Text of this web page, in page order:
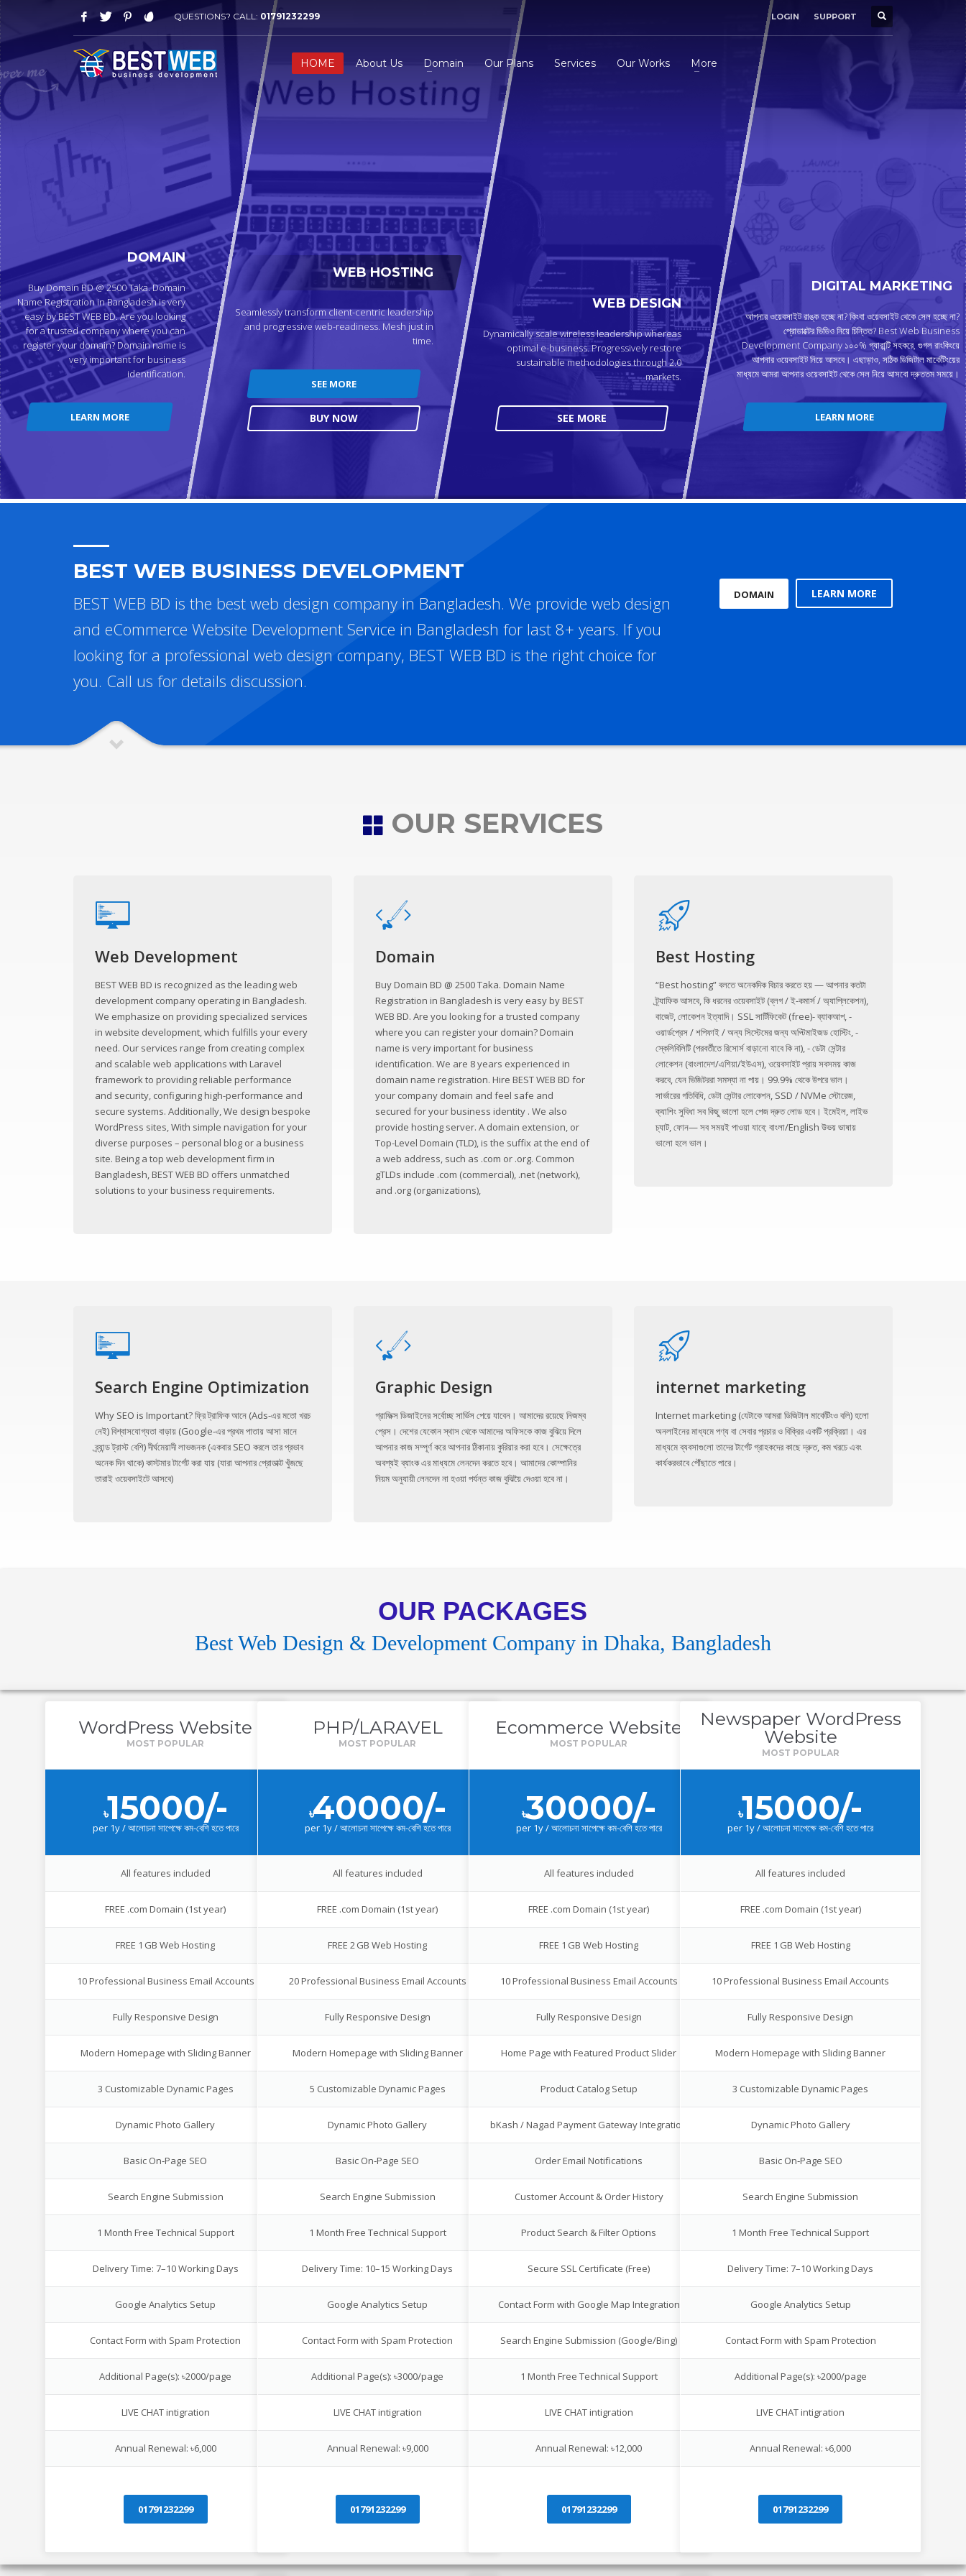
WORKING HOURS
Saturday-Thursday 09 AM - 08 PM
Friday: 03 PM - 07 PM
HOW TO SHOP
3
If you still have problems, please let us know, by sending an email to support@website.com . Thank you!
SHOWROOM HOURS
Mon-Fri 9:00AM - 6:00AM
Sat - 9:00AM-5:00PM
Sundays by appointment only!
QUESTIONS? CALL: 01791232299 LOGIN SUPPORT
HOME About Us Domain Our Plans Services Our Works More
DOMAIN
Buy Domain BD @ 2500 Taka. Domain
Name Registration in Bangladesh is very
easy by BEST WEB BD. Are you looking
for a trusted company where you can
register your domain? Domain name is
very important for business
identification.
LEARN MORE
WEB HOSTING
Seamlessly transform client-centric leadership
and progressive web-readiness. Mesh just in
time.
SEE MORE
BUY NOW
WEB DESIGN
Dynamically scale wireless leadership whereas
optimal e-business. Progressively restore
sustainable methodologies through 2.0
markets.
SEE MORE
DIGITAL MARKETING
আপনার ওয়েবসাইট রাঙ্ক হচ্ছে না? কিংবা ওয়েবসাইট থেকে সেল হচ্ছে না?
প্রোডাক্টের ভিডিও নিয়ে চিন্তিত? Best Web Business
Development Company ১০০% গ্যারান্টি সহকরে, গুগল রাংকিংয়ে
আপনার ওয়েবসাইট নিয়ে আসবে। এছাড়াও, সঠিক ডিজিটাল মার্কেটিংয়ের
মাধ্যমে আমরা আপনার ওয়েবসাইট থেকে সেল নিয়ে আসবো দ্রুততম সময়ে।
LEARN MORE
BEST WEB BUSINESS DEVELOPMENT
BEST WEB BD is the best web design company in Bangladesh. We provide web design
and eCommerce Website Development Service in Bangladesh for last 8+ years. If you
looking for a professional web design company, BEST WEB BD is the right choice for
you. Call us for details discussion.
DOMAIN LEARN MORE
OUR SERVICES
Web Development
BEST WEB BD is recognized as the leading web
development company operating in Bangladesh.
We emphasize on providing specialized services
in website development, which fulfills your every
need. Our services range from creating complex
and scalable web applications with Laravel
framework to providing reliable performance
and security, configuring high-performance and
secure systems. Additionally, We design bespoke
WordPress sites, With simple navigation for your
diverse purposes – personal blog or a business
site. Being a top web development firm in
Bangladesh, BEST WEB BD offers unmatched
solutions to your business requirements.
Domain
Buy Domain BD @ 2500 Taka. Domain Name
Registration in Bangladesh is very easy by BEST
WEB BD. Are you looking for a trusted company
where you can register your domain? Domain
name is very important for business
identification. We are 8 years experienced in
domain name registration. Hire BEST WEB BD for
your company domain and feel safe and
secured for your business identity . We also
provide hosting server. A domain extension, or
Top-Level Domain (TLD), is the suffix at the end of
a web address, such as .com or .org. Common
gTLDs include .com (commercial), .net (network),
and .org (organizations),
Best Hosting
“Best hosting” বলতে অনেকদিক বিচার করতে হয় — আপনার কতটা
ট্র্যাফিক আসবে, কি ধরনের ওয়েবসাইট (ব্লগ / ই-কমার্স / অ্যাপ্লিকেশন),
বাজেট, লোকেশন ইত্যাদি। SSL সার্টিফিকেট (free)- ব্যাকআপ, -
ওয়ার্ডপ্রেস / শপিফাই / অন্য সিস্টেমের জন্য অপ্টিমাইজড হোস্টিং, -
স্কেলিবিলিটি (পরবর্তীতে রিসোর্স বাড়ানো যাবে কি না), - ডেটা সেন্টার
লোকেশন (বাংলাদেশ/এশিয়া/ইউএস), ওয়েবসাইট প্রায় সবসময় কাজ
করবে, যেন ভিজিটররা সমস্যা না পায়। 99.9% থেকে উপরে ভাল।
সার্ভারের গতিবিধি, ডেটা সেন্টার লোকেশন, SSD / NVMe স্টোরেজ,
ক্যাশিং সুবিধা সব কিছু ভালো হলে পেজ দ্রুত লোড হবে। ইমেইল, লাইভ
চ্যাট, ফোন— সব সময়ই পাওয়া যাবে; বাংলা/English উভয় ভাষায়
ভালো হলে ভাল।
Search Engine Optimization
Why SEO is Important? ফ্রি ট্রাফিক আনে (Ads-এর মতো খরচ
নেই) বিশ্বাসযোগ্যতা বাড়ায় (Google-এর প্রথম পাতায় আসা মানে
ব্র্যান্ড ট্রাস্ট বেশি) দীর্ঘমেয়াদী লাভজনক (একবার SEO করলে তার প্রভাব
অনেক দিন থাকে) কাস্টমার টার্গেট করা যায় (যারা আপনার প্রোডাক্ট খুঁজছে
তারাই ওয়েবসাইটে আসবে)
Graphic Design
গ্রাফিক্স ডিজাইনের সর্বোচ্ছ সার্ভিস পেয়ে যাবেন। আমাদের রয়েছে নিজম্ব
প্রেস। দেশের যেকোন স্থাস থেকে আমাদের অফিসকে কাজ বুঝিয়ে দিলে
আপনার কাজ সম্পূর্ণ করে আপনার ঠিকানায় কুরিয়ার করা হবে। সেক্ষেত্রে
অবশ্যই ব্যাংক এর মাধ্যমে লেনদেন করতে হবে। আমাদের কোম্পানির
নিয়ম অনুযায়ী লেনদেন না হওয়া পর্যন্ত কাজ বুঝিয়ৈ দেওয়া হবে না।
internet marketing
Internet marketing (যেটাকে আমরা ডিজিটাল মার্কেটিংও বলি) হলো
অনলাইনের মাধ্যমে পণ্য বা সেবার প্রচার ও বিক্রির একটি প্রক্রিয়া। এর
মাধ্যমে ব্যবসাগুলো তাদের টার্গেট গ্রাহকদের কাছে দ্রুত, কম খরচে এবং
কার্যকরভাবে পৌঁছাতে পারে।
OUR PACKAGES
Best Web Design & Development Company in Dhaka, Bangladesh
WordPress Website
৳15000/-
per 1y / আলোচনা সাপেক্ষে কম-বেশি হতে পারে
All features included
FREE .com Domain (1st year)
FREE 1 GB Web Hosting
10 Professional Business Email Accounts
Fully Responsive Design
Modern Homepage with Sliding Banner
3 Customizable Dynamic Pages
Dynamic Photo Gallery
Basic On‑Page SEO
Search Engine Submission
1 Month Free Technical Support
Delivery Time: 7–10 Working Days
Google Analytics Setup
Contact Form with Spam Protection
Additional Page(s): ৳2000/page
LIVE CHAT intigration
Annual Renewal: ৳6,000
01791232299
PHP/LARAVEL
৳40000/-
per 1y / আলোচনা সাপেক্ষে কম-বেশি হতে পারে
All features included
FREE .com Domain (1st year)
FREE 2 GB Web Hosting
20 Professional Business Email Accounts
Fully Responsive Design
Modern Homepage with Sliding Banner
5 Customizable Dynamic Pages
Dynamic Photo Gallery
Basic On‑Page SEO
Search Engine Submission
1 Month Free Technical Support
Delivery Time: 10–15 Working Days
Google Analytics Setup
Contact Form with Spam Protection
Additional Page(s): ৳3000/page
LIVE CHAT intigration
Annual Renewal: ৳9,000
01791232299
Ecommerce Website
৳30000/-
per 1y / আলোচনা সাপেক্ষে কম-বেশি হতে পারে
All features included
FREE .com Domain (1st year)
FREE 1 GB Web Hosting
10 Professional Business Email Accounts
Fully Responsive Design
Home Page with Featured Product Slider
Product Catalog Setup
bKash / Nagad Payment Gateway Integration
Order Email Notifications
Customer Account & Order History
Product Search & Filter Options
Secure SSL Certificate (Free)
Contact Form with Google Map Integration
Search Engine Submission (Google/Bing)
1 Month Free Technical Support
LIVE CHAT intigration
Annual Renewal: ৳12,000
01791232299
Newspaper WordPress
Website
৳15000/-
per 1y / আলোচনা সাপেক্ষে কম-বেশি হতে পারে
All features included
FREE .com Domain (1st year)
FREE 1 GB Web Hosting
10 Professional Business Email Accounts
Fully Responsive Design
Modern Homepage with Sliding Banner
3 Customizable Dynamic Pages
Dynamic Photo Gallery
Basic On‑Page SEO
Search Engine Submission
1 Month Free Technical Support
Delivery Time: 7–10 Working Days
Google Analytics Setup
Contact Form with Spam Protection
Additional Page(s): ৳2000/page
LIVE CHAT intigration
Annual Renewal: ৳6,000
01791232299